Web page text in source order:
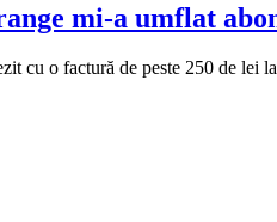
mi-a umflat
cu o factură de peste 250 de lei